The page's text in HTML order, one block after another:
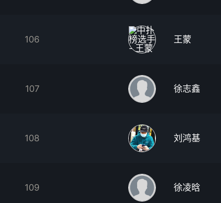
106 王蒙
107 徐志鑫
108 刘鸿基
109 徐凌晗